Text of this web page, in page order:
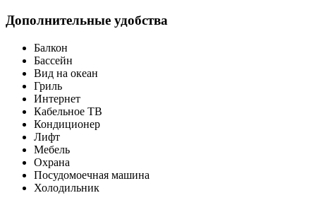
Дополнительные удобства
Балкон
Бассейн
Вид на океан
Гриль
Интернет
Кабельное ТВ
Кондиционер
Лифт
Мебель
Охрана
Посудомоечная машина
Холодильник